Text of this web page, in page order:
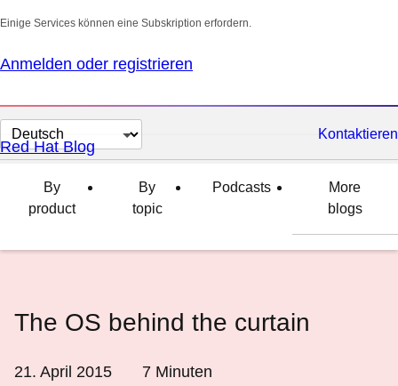
Einige Services können eine Subskription erfordern.
Anmelden oder registrieren
Sprache
auswählen
Kontaktieren
Red Hat Blog
By
product
By
topic
Podcasts
More
blogs
The OS behind the curtain
21. April 2015 7 Minuten